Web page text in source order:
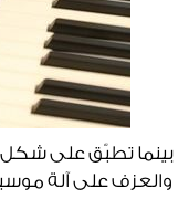
بينما تطبّق على شكل
والعزف على آلة